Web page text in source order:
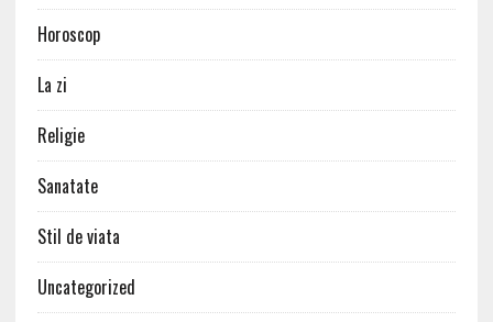
Horoscop
La zi
Religie
Sanatate
Stil de viata
Uncategorized